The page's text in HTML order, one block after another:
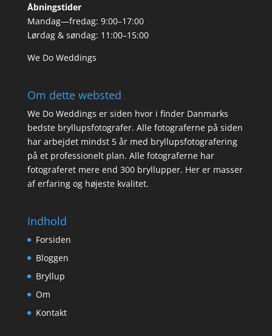
Åbningstider
Mandag—fredag: 9:00–17:00
Lørdag & søndag: 11:00–15:00
We Do Weddings
Om dette websted
We Do Weddings er siden hvor i finder Danmarks
bedste bryllupsfotografer. Alle fotograferne på siden
har arbejdet mindst 5 år med bryllupsfotografering
på et professionelt plan. Alle fotograferne har
fotograferet mere end 300 bryllupper. Her er masser
af erfaring og højeste kvalitet.
Indhold
Forsiden
Bloggen
Bryllup
Om
Kontakt